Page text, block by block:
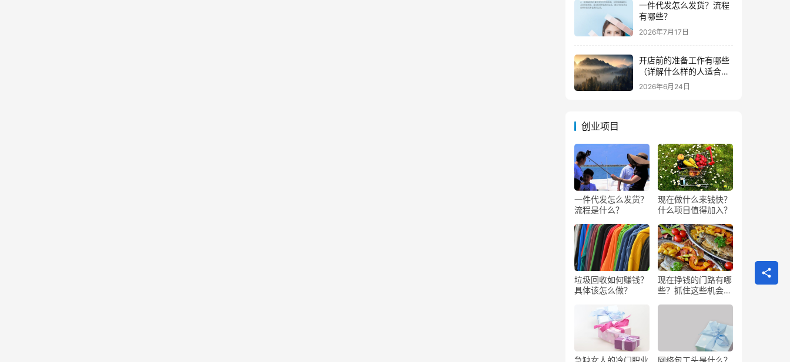
一件代发怎么发货？流程
有哪些？
2026年7月17日
开店前的准备工作有哪些
（详解什么样的人适合做
生意）
2026年6月24日
创业项目
一件代发怎么发货？
流程是什么？
现在做什么来钱快？
什么项目值得加入？
垃圾回收如何赚钱？
具体该怎么做？
现在挣钱的门路有哪
些？抓住这些机会闷
急缺女人的冷门职业
网络包工头是什么？